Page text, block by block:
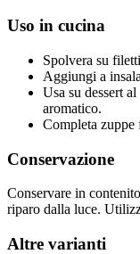
Uso in cucina
Spolvera su
Aggiungi a
Usa su dessert
aromatico.
Completa zuppe
Conservazione
Conservare in
riparo dalla luce.
Altre varianti